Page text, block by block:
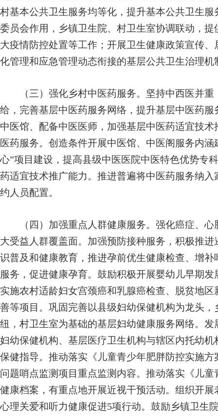
村基本公共卫生服务均等化，提升基本公共卫生
委员会作用，乡镇卫生院、村卫生室协调联动，
大疫情防控处置等工作；开展卫生健康政策宣传
化管理和应急管理动态衔接的基层公共卫生治理机
（三）强化乡村中医药服务。 坚持中西医并
给，完善基层中医药服务网络，提升基层中医药
中医馆、配备中医医师，加强基层中医药适宜技
医药服务。创造条件开展中医馆、中医阁服务内
心”项目建设，提高县级中医医院中医特色优势专
药适宜技术推广能力。推进普遍将中医药服务纳
约人员配置。
（四）加强重点人群健康服务。 强化癌症、心
大受益人群覆盖面。加强预防接种服务，积极推
识普及和健康教育，推进孕前优生健康检查、增
服务，促进健康孕育。鼓励积极开展婴幼儿早期
实施农村适龄妇女宫颈癌和乳腺癌检查、脱贫地
善等项目。巩固完善以县级妇幼保健机构为龙头
纽，村卫生室为基础的基层妇幼健康服务网络。
妇幼保健机构、基层医疗卫生机构与辖区内托幼
保健指导。推动落实《儿童青少年肥胖防控实施
问题哨点监测项目重点监测内容。推动落实《儿
健康档案，有重点地开展近视干预活动。组织开
心理关爱和听力健康促进5项行动。鼓励乡镇卫生